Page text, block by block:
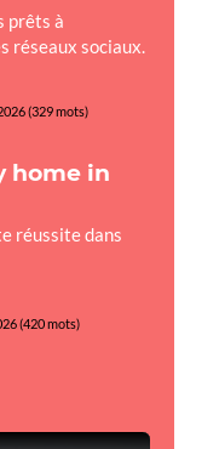
prêts à
réseaux sociaux.
(329 mots)
home in
réussite dans
(420 mots)